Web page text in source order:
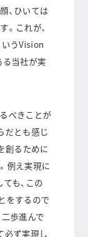
、ひいては
これが、
いうVision
る当社が実
べきことが
だとも感じ
創るために
例え実現に
も、この
をするので
歩進んで
必ず実現し